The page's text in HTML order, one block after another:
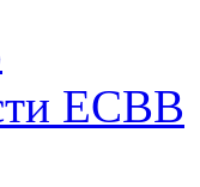
ЕСВВ